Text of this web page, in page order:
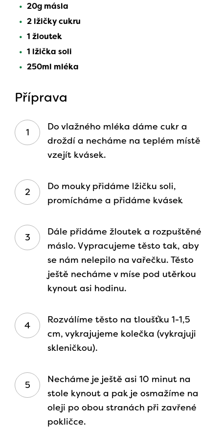
20g másla
2 lžičky cukru
1 žloutek
1 lžička soli
250ml mléka
Příprava
Do vlažného mléka dáme cukr a
droždí a necháme na teplém místě
vzejít kvásek.
Do mouky přidáme lžičku soli,
promícháme a přidáme kvásek
Dále přidáme žloutek a rozpuštěné
máslo. Vypracujeme těsto tak, aby
se nám nelepilo na vařečku. Těsto
ještě necháme v míse pod utěrkou
kynout asi hodinu.
Rozválíme těsto na tloušťku 1-1,5
cm, vykrajujeme kolečka (vykrajuji
skleničkou).
Necháme je ještě asi 10 minut na
stole kynout a pak je osmažíme na
oleji po obou stranách při zavřené
pokličce.